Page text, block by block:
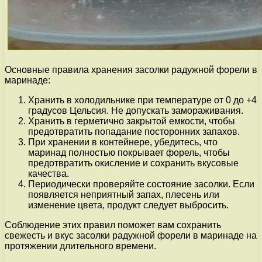
Основные правила хранения засолки радужной форели в
маринаде:
Хранить в холодильнике при температуре от 0 до +4
градусов Цельсия. Не допускать замораживания.
Хранить в герметично закрытой емкости, чтобы
предотвратить попадание посторонних запахов.
При хранении в контейнере, убедитесь, что
маринад полностью покрывает форель, чтобы
предотвратить окисление и сохранить вкусовые
качества.
Периодически проверяйте состояние засолки. Если
появляется неприятный запах, плесень или
изменение цвета, продукт следует выбросить.
Соблюдение этих правил поможет вам сохранить
свежесть и вкус засолки радужной форели в маринаде на
протяжении длительного времени.